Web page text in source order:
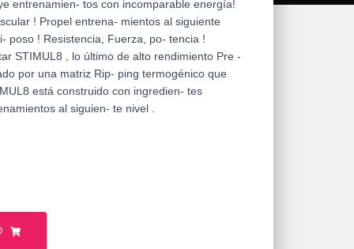
entrenamien- tos con incomparable energía!
! Propel entrena- mientos al siguiente
poso ! Resistencia, Fuerza, po- tencia !
STIMUL8 , lo último de alto rendimiento Pre -
por una matriz Rip- ping termogénico que
está construido con ingredien- tes
al siguien- te nivel .